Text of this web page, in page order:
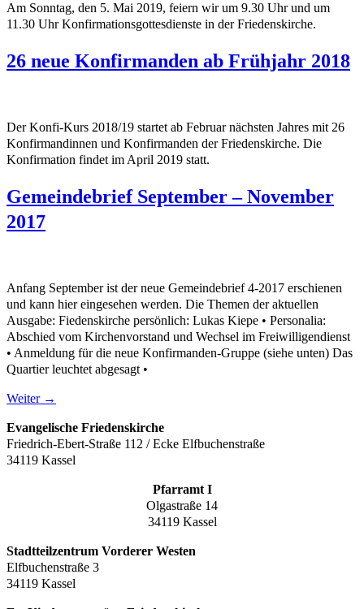
Am Sonntag, den 5. Mai 2019, feiern wir um 9.30 Uhr und um
11.30 Uhr Konfirmationsgottesdienste in der Friedenskirche.
26 neue Konfirmanden ab Frühjahr 2018
Der Konfi-Kurs 2018/19 startet ab Februar nächsten Jahres mit 26
Konfirmandinnen und Konfirmanden der Friedenskirche. Die
Konfirmation findet im April 2019 statt.
Gemeindebrief September – November
2017
Anfang September ist der neue Gemeindebrief 4-2017 erschienen
und kann hier eingesehen werden. Die Themen der aktuellen
Ausgabe: Fiedenskirche persönlich: Lukas Kiepe • Personalia:
Abschied vom Kirchenvorstand und Wechsel im Freiwilligendienst
• Anmeldung für die neue Konfirmanden-Gruppe (siehe unten) Das
Quartier leuchtet abgesagt •
Weiter →
Evangelische Friedenskirche
Friedrich-Ebert-Straße 112 / Ecke Elfbuchenstraße
34119 Kassel
Pfarramt I
Olgastraße 14
34119 Kassel
Stadtteilzentrum Vorderer Westen
Elfbuchenstraße 3
34119 Kassel